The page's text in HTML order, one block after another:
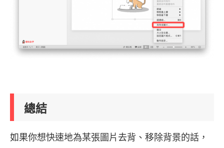
總結
如果你想快速地為某張圖片去背、移除背景的話，